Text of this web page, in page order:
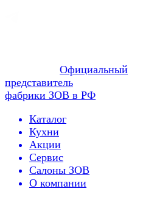
Официальный
представитель
фабрики ЗОВ в РФ
Каталог
Кухни
Акции
Сервис
Салоны ЗОВ
О компании